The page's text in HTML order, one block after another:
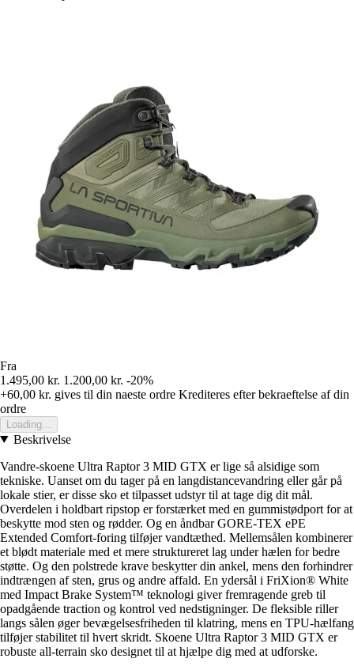
Fra
1.495,00 kr. 1.200,00 kr. -20%
+60,00 kr. gives til din naeste ordre Krediteres efter bekraeftelse af din
ordre
Loading...
Beskrivelse
Vandre-skoene Ultra Raptor 3 MID GTX er lige så alsidige som
tekniske. Uanset om du tager på en langdistancevandring eller går på
lokale stier, er disse sko et tilpasset udstyr til at tage dig dit mål.
Overdelen i holdbart ripstop er forstærket med en gummistødport for at
beskytte mod sten og rødder. Og en åndbar GORE-TEX ePE
Extended Comfort-foring tilføjer vandtæthed. Mellemsålen kombinerer
et blødt materiale med et mere struktureret lag under hælen for bedre
støtte. Og den polstrede krave beskytter din ankel, mens den forhindrer
indtrængen af sten, grus og andre affald. En ydersål i FriXion® White
med Impact Brake System™ teknologi giver fremragende greb til
opadgående traction og kontrol ved nedstigninger. De fleksible riller
langs sålen øger bevægelsesfriheden til klatring, mens en TPU-hælfang
tilføjer stabilitet til hvert skridt. Skoene Ultra Raptor 3 MID GTX er
robuste all-terrain sko designet til at hjælpe dig med at udforske.